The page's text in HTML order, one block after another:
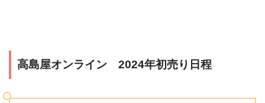
高島屋オンライン 2024年初売り日程